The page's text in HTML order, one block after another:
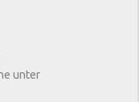
unter